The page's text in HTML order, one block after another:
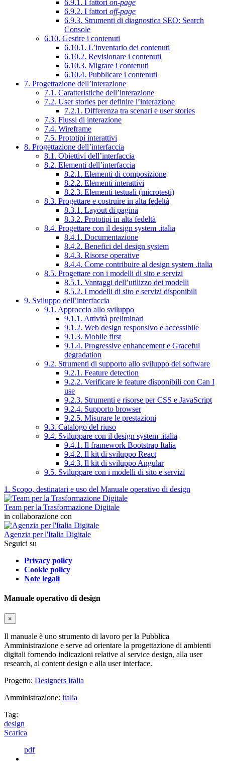
6.9.1. I fattori on-page
6.9.2. I fattori off-page
6.9.3. Strumenti di diagnostica SEO: Search
Console
6.10. Gestire i contenuti
6.10.1. L’inventario dei contenuti
6.10.2. Revisionare i contenuti
6.10.3. Migrare i contenuti
6.10.4. Pubblicare i contenuti
7. Progettazione dell’interazione
7.1. Caratteristiche dell’interazione
7.2. User stories per definire l’interazione
7.2.1. Differenza tra scenari e user stories
7.3. Flussi di interazione
7.4. Wireframe
7.5. Prototipi interattivi
8. Progettazione dell’interfaccia
8.1. Obiettivi dell’interfaccia
8.2. Elementi dell’interfaccia
8.2.1. Elementi di composizione
8.2.2. Elementi interattivi
8.2.3. Elementi testuali (microtesti)
8.3. Progettare e costruire in alta fedeltà
8.3.1. Layout di pagina
8.3.2. Prototipi in alta fedeltà
8.4. Progettare con il design system .italia
8.4.1. Documentazione
8.4.2. Benefici del design system
8.4.3. Risorse operative
8.4.4. Come contribuire al design system .italia
8.5. Progettare con i modelli di sito e servizi
8.5.1. Vantaggi dell’utilizzo dei modelli
8.5.2. I modelli di sito e servizi disponibili
9. Sviluppo dell’interfaccia
9.1. Approccio allo sviluppo
9.1.1. Attività preliminari
9.1.2. Web design responsivo e accessibile
9.1.3. Mobile first
9.1.4. Progressive enhancement e Graceful
degradation
9.2. Strumenti di supporto allo sviluppo del software
9.2.1. Feature detection
9.2.2. Verificare le feature disponibili con Can I
use
9.2.3. Strumenti e risorse per CSS e JavaScript
9.2.4. Supporto browser
9.2.5. Misurare le prestazioni
9.3. Catalogo del riuso
9.4. Sviluppare con il design system .italia
9.4.1. Il framework Bootstrap Italia
9.4.2. Il kit di sviluppo React
9.4.3. Il kit di sviluppo Angular
9.5. Sviluppare con i modelli di sito e servizi
1. Scopo, destinatari e uso del Manuale operativo di design
Team per la Trasformazione Digitale
in collaborazione con
Agenzia per l'Italia Digitale
Seguici su
Privacy policy
Cookie policy
Note legali
Manuale operativo di design
×
Il manuale è uno strumento di lavoro per la Pubblica
Amministrazione e serve ad orientare la progettazione di ambienti
digitali fornendo indicazioni relative al service design, alla user
research, al content design e alla user interface.
Progetto: Designers Italia
Amministrazione: italia
Tag:
design
Scarica
pdf